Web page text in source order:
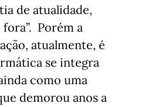
de atualidade,
Porém a
atualmente, é
se integra
como uma
demorou anos a